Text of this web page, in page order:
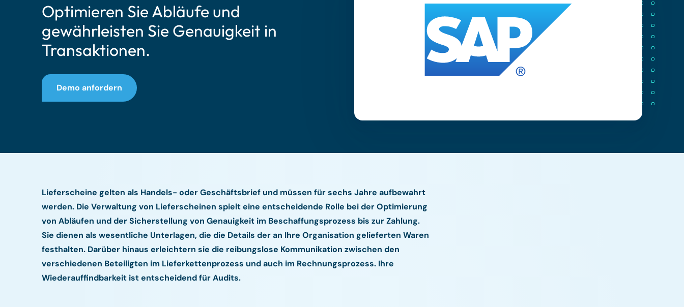
Optimieren Sie Abläufe und
gewährleisten Sie Genauigkeit in
Transaktionen.
Demo anfordern
Lieferscheine gelten als Handels- oder Geschäftsbrief und müssen für sechs Jahre aufbewahrt
werden. Die Verwaltung von Lieferscheinen spielt eine entscheidende Rolle bei der Optimierung
von Abläufen und der Sicherstellung von Genauigkeit im Beschaffungsprozess bis zur Zahlung.
Sie dienen als wesentliche Unterlagen, die die Details der an Ihre Organisation gelieferten Waren
festhalten. Darüber hinaus erleichtern sie die reibungslose Kommunikation zwischen den
verschiedenen Beteiligten im Lieferkettenprozess und auch im Rechnungsprozess. Ihre
Wiederauffindbarkeit ist entscheidend für Audits.